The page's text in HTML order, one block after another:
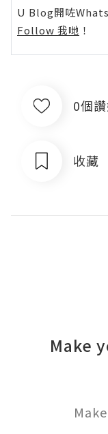
U Blog開咗
Follow 我哋 ！
0個
收藏
Make